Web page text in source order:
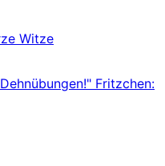
Witze
Fritzchen: